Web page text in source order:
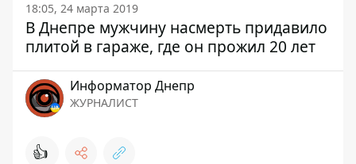
18:05, 24 марта 2019
В Днепре мужчину насмерть придавило
плитой в гараже, где он прожил 20 лет
Информатор Днепр
ЖУРНАЛИСТ
👍